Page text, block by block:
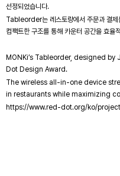
선정되었습니다.
Tableorder는 레스토랑에서 주문과 결제
컴팩트한 구조를 통해 카운터 공간을 효율
MONKi’s Tableorder, designed
Dot Design Award.
The wireless all-in-one device
in restaurants while maximizing
https://www.red-dot.org/ko/